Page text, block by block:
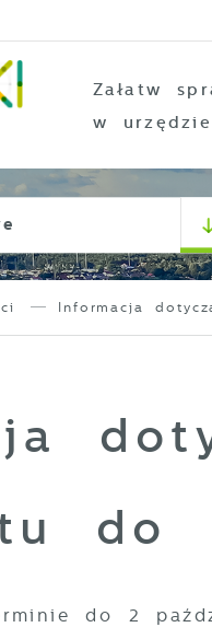
Załatw
w urzędzie
Informacja
do
do 2